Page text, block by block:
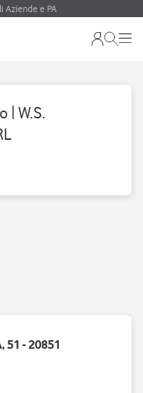
Aziende e PA
| W.S.
51 - 20851